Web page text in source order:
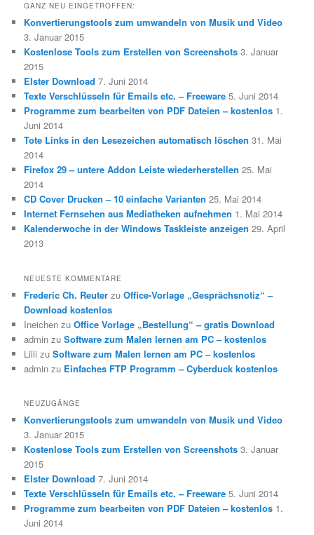
GANZ NEU EINGETROFFEN:
Konvertierungstools zum umwandeln von Musik und Video
3. Januar 2015
Kostenlose Tools zum Erstellen von Screenshots 3. Januar
2015
Elster Download 7. Juni 2014
Texte Verschlüsseln für Emails etc. – Freeware 5. Juni 2014
Programme zum bearbeiten von PDF Dateien – kostenlos 1.
Juni 2014
Tote Links in den Lesezeichen automatisch löschen 31. Mai
2014
Firefox 29 – untere Addon Leiste wiederherstellen 25. Mai
2014
CD Cover Drucken – 10 einfache Varianten 25. Mai 2014
Internet Fernsehen aus Mediatheken aufnehmen 1. Mai 2014
Kalenderwoche in der Windows Taskleiste anzeigen 29. April
2013
NEUESTE KOMMENTARE
Frederic Ch. Reuter zuOffice-Vorlage „Gesprächsnotiz“ –
Download kostenlos
Ineichen zuOffice Vorlage „Bestellung“ – gratis Download
admin zuSoftware zum Malen lernen am PC – kostenlos
Lilli zuSoftware zum Malen lernen am PC – kostenlos
admin zu Einfaches FTP Programm – Cyberduck kostenlos
NEUZUGÄNGE
Konvertierungstools zum umwandeln von Musik und Video
3. Januar 2015
Kostenlose Tools zum Erstellen von Screenshots 3. Januar
2015
Elster Download 7. Juni 2014
Texte Verschlüsseln für Emails etc. – Freeware 5. Juni 2014
Programme zum bearbeiten von PDF Dateien – kostenlos 1.
Juni 2014